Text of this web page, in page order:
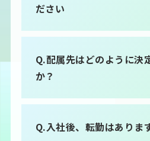
ださい
Q.配属先はどのように決
か？
Q.入社後、転勤はありま